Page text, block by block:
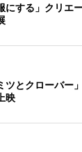
にする」クリエ
ツとクローバー
映